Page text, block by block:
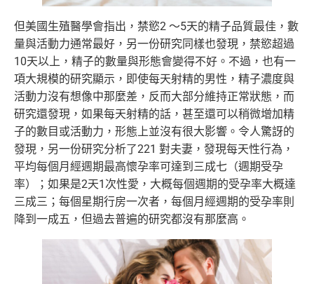
但美國生殖醫學會指出，禁慾2 ～5天的精子品質最佳，數
量與活動力通常最好，另一份研究同樣也發現，禁慾超過
10天以上，精子的數量與形態會變得不好。不過，也有一
項大規模的研究顯示，即使每天射精的男性，精子濃度與
活動力沒有想像中那麼差，反而大部分維持正常狀態，而
研究還發現，如果每天射精的話，甚至還可以稍微增加精
子的數目或活動力，形態上並沒有很大影響。令人驚訝的
發現，另一份研究分析了221 對夫妻，發現每天性行為，
平均每個月經週期最高懷孕率可達到三成七（週期受孕
率）；如果是2天1次性愛，大概每個週期的受孕率大概達
三成三；每個星期行房一次者，每個月經週期的受孕率則
降到一成五，但過去普遍的研究都沒有那麼高。